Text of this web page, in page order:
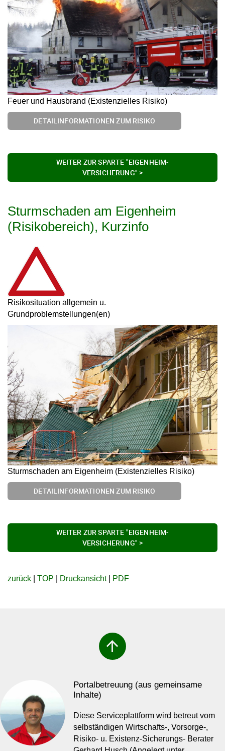
Feuer und Hausbrand (Existenzielles Risiko)
DETAILINFORMATIONEN ZUM RISIKO
WEITER ZUR SPARTE "EIGENHEIM-
VERSICHERUNG" >
Sturmschaden am Eigenheim
(Risikobereich), Kurzinfo
Risikosituation allgemein u.
Grundproblemstellungen(en)
Sturmschaden am Eigenheim (Existenzielles Risiko)
DETAILINFORMATIONEN ZUM RISIKO
WEITER ZUR SPARTE "EIGENHEIM-
VERSICHERUNG" >
zurück TOP Druckansicht| PDF
arrow_upward
Portalbetreuung (aus gemeinsame
Inhalte)
Diese Serviceplattform wird betreut vom
selbständigen Wirtschafts-, Vorsorge-,
Risiko- u. Existenz-Sicherungs- Berater